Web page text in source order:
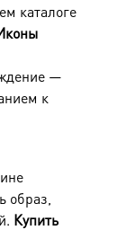
каталоге
—
к
Купить